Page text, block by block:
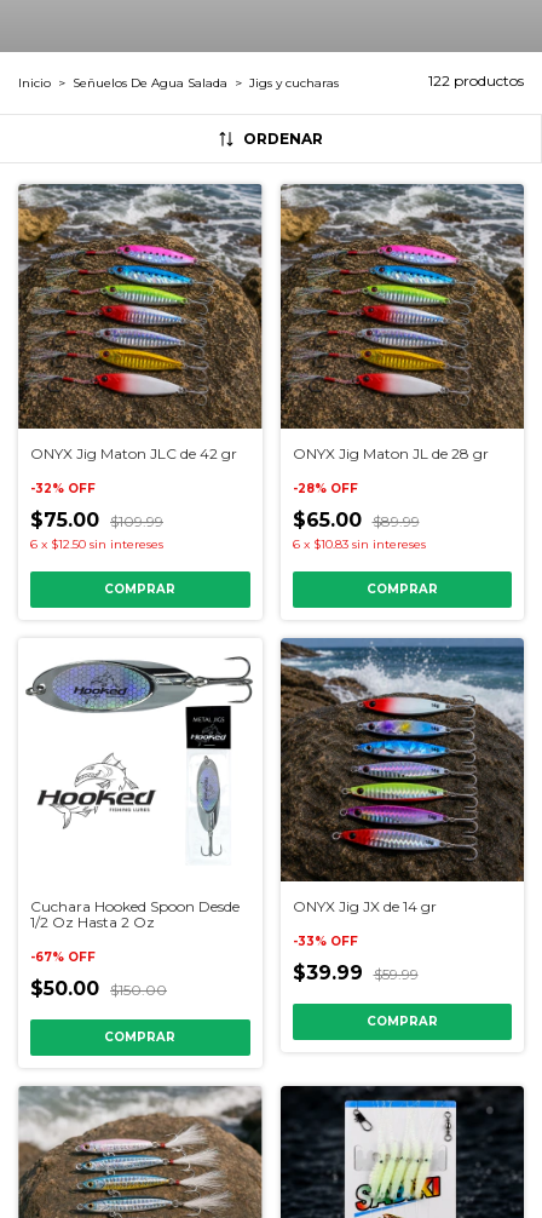
Inicio > Señuelos De Agua Salada > Jigs y cucharas 122 productos
ORDENAR
ONYX Jig Maton JLC de 42 gr
-32% OFF
$75.00 $109.99
6 x $12.50 sin intereses
COMPRAR
ONYX Jig Maton JL de 28 gr
-28% OFF
$65.00 $89.99
6 x $10.83 sin intereses
COMPRAR
Cuchara Hooked Spoon Desde
1/2 Oz Hasta 2 Oz
-67% OFF
$50.00 $150.00
COMPRAR
ONYX Jig JX de 14 gr
-33% OFF
$39.99 $59.99
COMPRAR